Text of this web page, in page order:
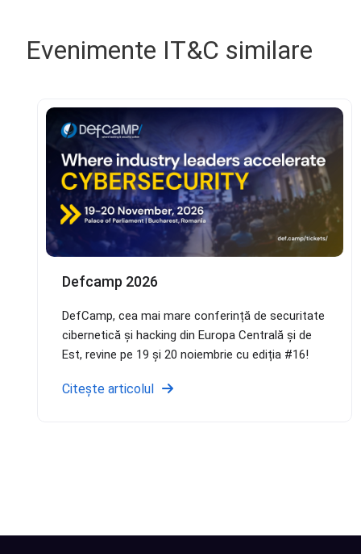
Evenimente IT&C similare
Defcamp 2026
DefCamp, cea mai mare conferință de securitate
cibernetică și hacking din Europa Centrală și de
Est, revine pe 19 și 20 noiembrie cu ediția #16!
Citește articolul